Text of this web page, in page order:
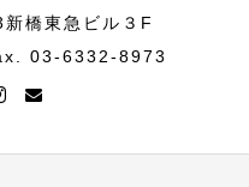
橋東急ビル３F
03-6332-8973